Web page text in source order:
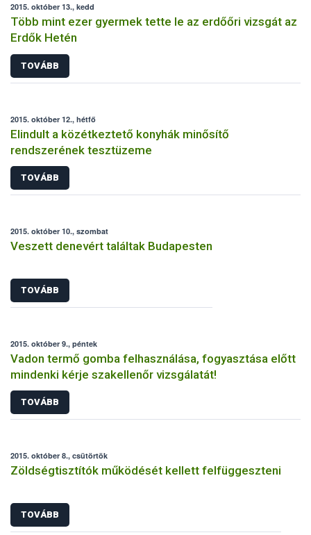
2015. október 13., kedd
Több mint ezer gyermek tette le az erdőőri vizsgát az
Erdők Hetén
TOVÁBB
2015. október 12., hétfő
Elindult a közétkeztető konyhák minősítő
rendszerének tesztüzeme
TOVÁBB
2015. október 10., szombat
Veszett denevért találtak Budapesten
TOVÁBB
2015. október 9., péntek
Vadon termő gomba felhasználása, fogyasztása előtt
mindenki kérje szakellenőr vizsgálatát!
TOVÁBB
2015. október 8., csütörtök
Zöldségtisztítók működését kellett felfüggeszteni
TOVÁBB